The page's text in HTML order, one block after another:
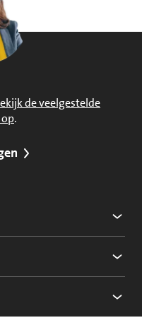
de veelgestelde
.